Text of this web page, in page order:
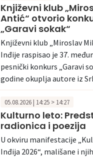
Književni klub
Antić“ otvorio
„Garavi sokak“
Književni klub „Miroslav
Inđije raspisao je 37.
pesnički konkurs „Garavi
godine okuplja autore iz
05.08.2026 | 14:25 > 14:27
Kulturno leto:
radionica i poezija
U okviru manifestacije
Inđija 2026“, mališane i